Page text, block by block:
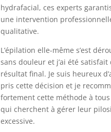
hydrafacial, ces experts
une intervention
qualitative.
L’épilation elle-même s’est
sans douleur et j’ai été satisfait
résultat final. Je suis heureux
pris cette décision et je
fortement cette méthode à
qui cherchent à gérer leur
excessive.